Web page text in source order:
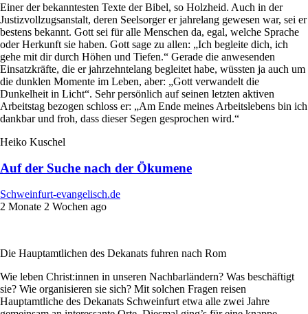
Einer der bekanntesten Texte der Bibel, so Holzheid. Auch in der
Justizvollzugsanstalt, deren Seelsorger er jahrelang gewesen war, sei er
bestens bekannt. Gott sei für alle Menschen da, egal, welche Sprache
oder Herkunft sie haben. Gott sage zu allen: „Ich begleite dich, ich
gehe mit dir durch Höhen und Tiefen.“ Gerade die anwesenden
Einsatzkräfte, die er jahrzehntelang begleitet habe, wüssten ja auch um
die dunklen Momente im Leben, aber: „Gott verwandelt die
Dunkelheit in Licht“. Sehr persönlich auf seinen letzten aktiven
Arbeitstag bezogen schloss er: „Am Ende meines Arbeitslebens bin ich
dankbar und froh, dass dieser Segen gesprochen wird.“
Heiko Kuschel
Auf der Suche nach der Ökumene
Schweinfurt-evangelisch.de
2 Monate 2 Wochen ago
Die Hauptamtlichen des Dekanats fuhren nach Rom
Wie leben Christ:innen in unseren Nachbarländern? Was beschäftigt
sie? Wie organisieren sie sich? Mit solchen Fragen reisen
Hauptamtliche des Dekanats Schweinfurt etwa alle zwei Jahre